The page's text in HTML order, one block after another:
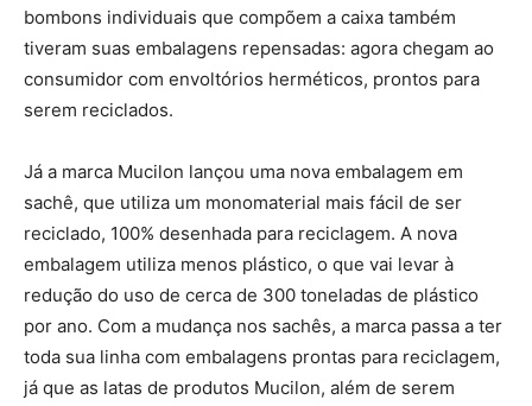
bombons individuais que compõem a caixa também
tiveram suas embalagens repensadas: agora chegam ao
consumidor com envoltórios herméticos, prontos para
serem reciclados.
Já a marca Mucilon lançou uma nova embalagem em
sachê, que utiliza um monomaterial mais fácil de ser
reciclado, 100% desenhada para reciclagem. A nova
embalagem utiliza menos plástico, o que vai levar à
redução do uso de cerca de 300 toneladas de plástico
por ano. Com a mudança nos sachês, a marca passa a ter
toda sua linha com embalagens prontas para reciclagem,
já que as latas de produtos Mucilon, além de serem